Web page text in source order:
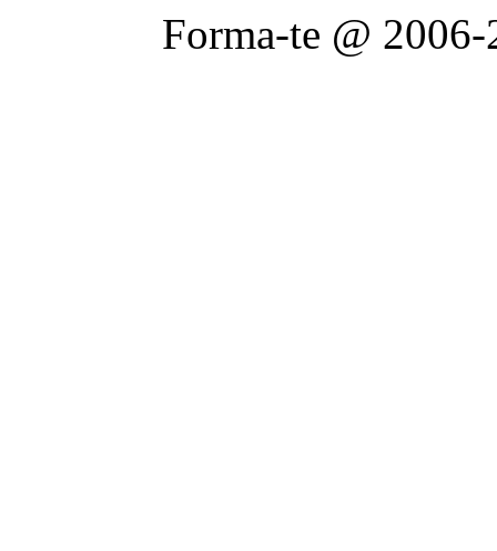
Forma-te @